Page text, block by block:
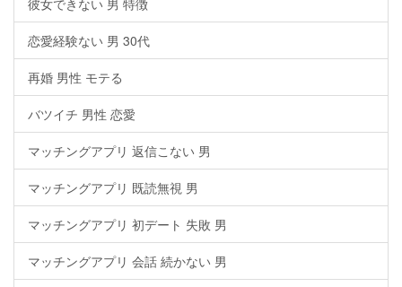
恋愛経験ない 男 30代
再婚 男性 モテる
バツイチ 男性 恋愛
マッチングアプリ 返信こない 男
マッチングアプリ 既読無視 男
マッチングアプリ 初デート 失敗 男
マッチングアプリ 会話 続かない 男